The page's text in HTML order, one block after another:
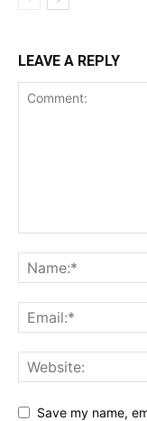
LEAVE A REPLY
Save my name,